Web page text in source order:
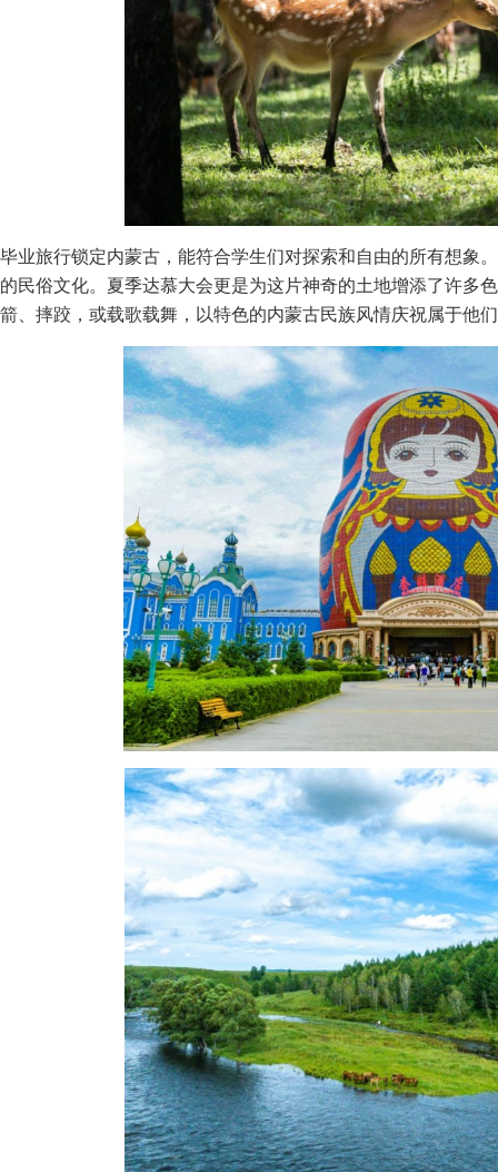
毕业旅行锁定内蒙古，能符合学生们对探索和自由的所有想象
的民俗文化。夏季达慕大会更是为这片神奇的土地增添了许多
箭、摔跤，或载歌载舞，以特色的内蒙古民族风情庆祝属于他